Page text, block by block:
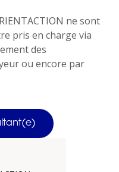
ne sont
pris en charge via
des
ou encore par